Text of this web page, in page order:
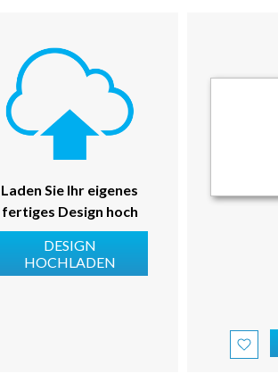
Laden Sie Ihr eigenes
fertiges Design hoch
DESIGN
HOCHLADEN